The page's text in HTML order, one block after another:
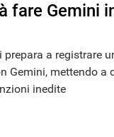
fare Gemini
prepara a registrare
Gemini, mettendo a
inedite